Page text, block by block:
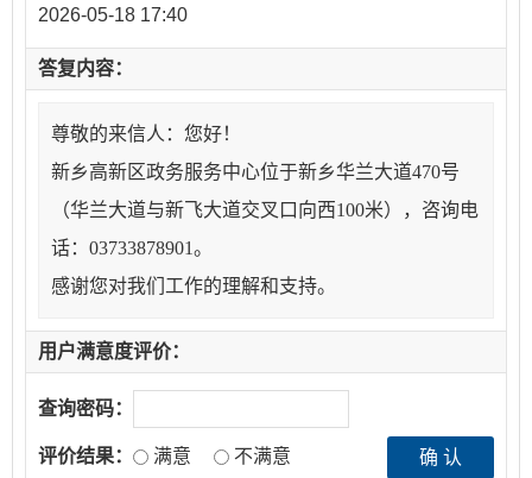
2026-05-18 17:40
答复内容：
尊敬的来信人：您好！
新乡高新区政务服务中心位于新乡华兰大道470号
（华兰大道与新飞大道交叉口向西100米），咨询电
话：03733878901。
感谢您对我们工作的理解和支持。
用户满意度评价：
查询密码：
评价结果： 满意 不满意